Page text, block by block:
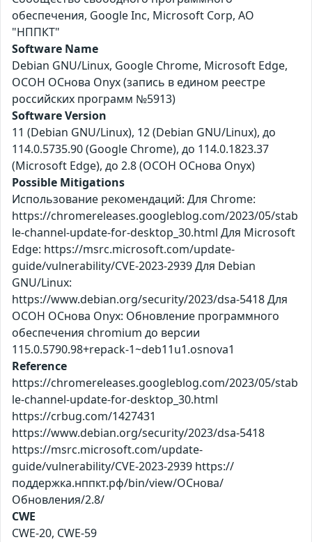
обеспечения, Google Inc, Microsoft Corp, АО
"НППКТ"
Software Name
Debian GNU/Linux, Google Chrome, Microsoft Edge,
ОСОН ОСнова Оnyx (запись в едином реестре
российских программ №5913)
Software Version
11 (Debian GNU/Linux), 12 (Debian GNU/Linux), до
114.0.5735.90 (Google Chrome), до 114.0.1823.37
(Microsoft Edge), до 2.8 (ОСОН ОСнова Оnyx)
Possible Mitigations
Использование рекомендаций: Для Chrome:
https://chromereleases.googleblog.com/2023/05/stab
le-channel-update-for-desktop_30.html Для Microsoft
Edge: https://msrc.microsoft.com/update-
guide/vulnerability/CVE-2023-2939 Для Debian
GNU/Linux:
https://www.debian.org/security/2023/dsa-5418 Для
ОСОН ОСнова Оnyx: Обновление программного
обеспечения chromium до версии
115.0.5790.98+repack-1~deb11u1.osnova1
Reference
https://chromereleases.googleblog.com/2023/05/stab
le-channel-update-for-desktop_30.html
https://crbug.com/1427431
https://www.debian.org/security/2023/dsa-5418
https://msrc.microsoft.com/update-
guide/vulnerability/CVE-2023-2939 https://
поддержка.нппкт.рф/bin/view/ОСнова/
Обновления/2.8/
CWE
CWE-20, CWE-59